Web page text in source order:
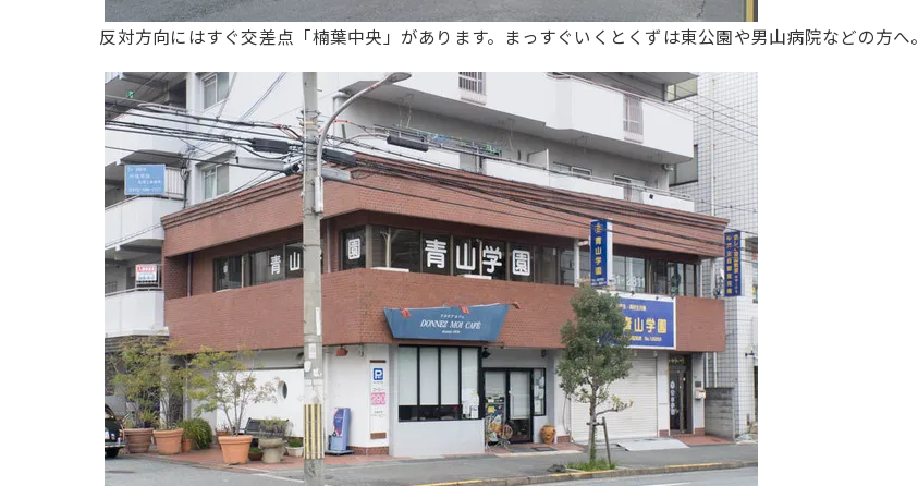
反対方向にはすぐ交差点「楠葉中央」があります。まっすぐいくとくずは東公園や男山病院などの方へ。